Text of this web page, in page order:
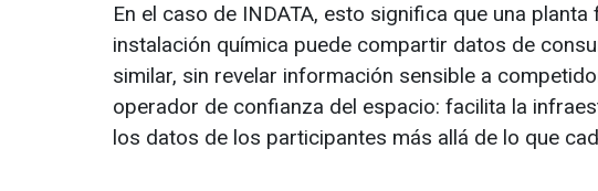
En el caso de INDATA, esto significa que una
instalación química puede compartir datos de
similar, sin revelar información sensible a
operador de confianza del espacio: facilita la
los datos de los participantes más allá de lo que